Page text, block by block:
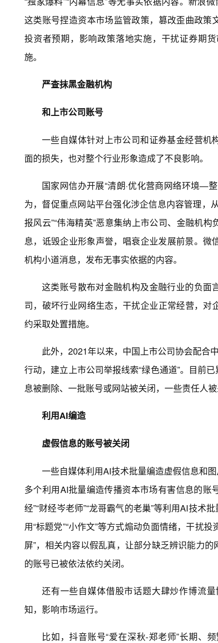
这类账号捏造资本市场监管政策，篡改歪曲政
投资者预期，影响政策落地实施，干扰证券期
施。
严查抹黑金融机构
和上市公司账号
一些自媒体针对上市公司和证券基金经营
面的损失，也对整个行业形象造成了不良影响。
国家网信办开展“清朗·优化营商网络环境—
为，督促重点网站平台强化涉企信息内容管理，
报风云”“伟海精英”恶意集纳上市公司、金融机
息，诋毁企业形象声誉，唱衰企业发展前景。微
机构小道消息，发布无事实依据的内容。
这类账号散布对金融机构及金融行业的负
司，破坏行业网络生态，干扰企业正常经营，
约采取处置措施。
此外，2021年以来，中国上市公司协会配合
行动，建立上市公司举报线索“绿色通道”。目前
息被删除、一批账号或网站被关闭，一些责任人
利用AI编造
虚假信息的账号被关闭
一些自媒体利用AI技术批量编造虚假信息和
多个利用AI批量编造传播资本市场有害信息的账
经”“财经岑老师”“龙哥霸气的老巢”等利用AI技
用“标题党”“小作文”等方式煽动负面情绪，干扰
屏”，相关内容以假乱真，让部分缺乏辨识能力
的账号已被依法依约关闭。
还有一些自媒体借股市话题大肆炒作博流
知，影响市场运行。
比如，抖音账号“爱在深秋-郑老师”长期、